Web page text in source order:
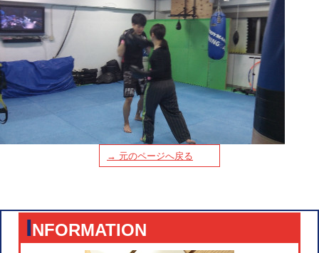
→ 元のページへ戻る
INFORMATION